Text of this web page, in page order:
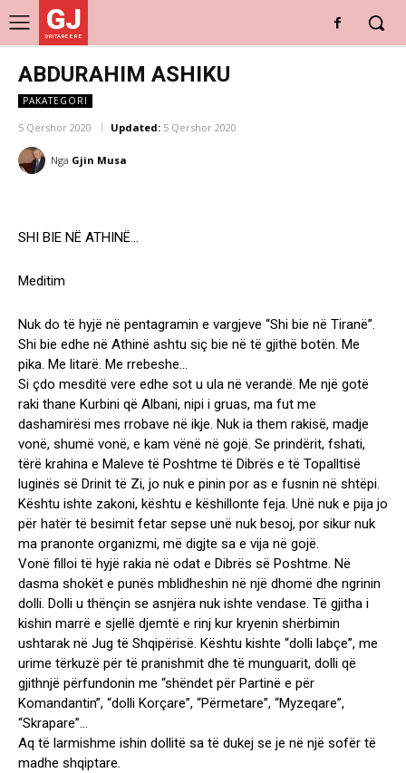
GJ
DRITARE E RE
ABDURAHIM ASHIKU
PAKATEGORI
5 Qershor 2020 Updated: 5 Qershor 2020
Nga Gjin Musa
SHI BIE NË ATHINË…
Meditim
Nuk do të hyjë në pentagramin e vargjeve “Shi bie në Tiranë”.
Shi bie edhe në Athinë ashtu siç bie në të gjithë botën. Me
pika. Me litarë. Me rrebeshe…
Si çdo mesditë vere edhe sot u ula në verandë. Me një gotë
raki thane Kurbini që Albani, nipi i gruas, ma fut me
dashamirësi mes rrobave në ikje. Nuk ia them rakisë, madje
vonë, shumë vonë, e kam vënë në gojë. Se prindërit, fshati,
tërë krahina e Maleve të Poshtme të Dibrës e të Topalltisë
luginës së Drinit të Zi, jo nuk e pinin por as e fusnin në shtëpi.
Kështu ishte zakoni, kështu e këshillonte feja. Unë nuk e pija jo
për hatër të besimit fetar sepse unë nuk besoj, por sikur nuk
ma pranonte organizmi, më digjte sa e vija në gojë.
Vonë filloi të hyjë rakia në odat e Dibrës së Poshtme. Në
dasma shokët e punës mblidheshin në një dhomë dhe ngrinin
dolli. Dolli u thënçin se asnjëra nuk ishte vendase. Të gjitha i
kishin marrë e sjellë djemtë e rinj kur kryenin shërbimin
ushtarak në Jug të Shqipërisë. Kështu kishte “dolli labçe”, me
urime tërkuzë për të pranishmit dhe të munguarit, dolli që
gjithnjë përfundonin me “shëndet për Partinë e për
Komandantin”, “dolli Korçare”, “Përmetare”, “Myzeqare”,
“Skrapare”…
Aq të larmishme ishin dollitë sa të dukej se je në një sofër të
madhe shqiptare.